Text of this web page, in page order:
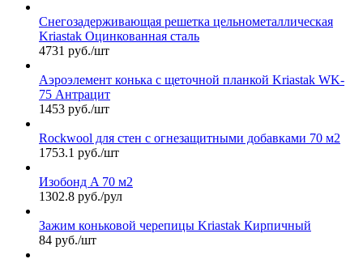
Снегозадерживающая решетка цельнометаллическая
Kriastak Оцинкованная сталь
4731 руб./шт
Аэроэлемент конька с щеточной планкой Kriastak WK-
75 Антрацит
1453 руб./шт
Rockwool для стен с огнезащитными добавками 70 м2
1753.1 руб./шт
Изобонд A 70 м2
1302.8 руб./рул
Зажим коньковой черепицы Kriastak Кирпичный
84 руб./шт